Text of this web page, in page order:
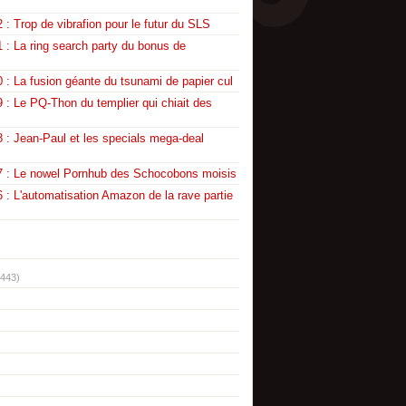
: Trop de vibrafion pour le futur du SLS
: La ring search party du bonus de
: La fusion géante du tsunami de papier cul
: Le PQ-Thon du templier qui chiait des
: Jean-Paul et les specials mega-deal
: Le nowel Pornhub des Schocobons moisis
: L'automatisation Amazon de la rave partie